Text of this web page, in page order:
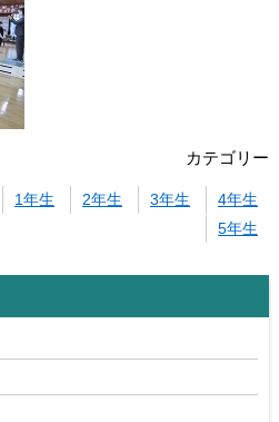
カテゴリー
1年生 2年生 3年生
4年生
5年生